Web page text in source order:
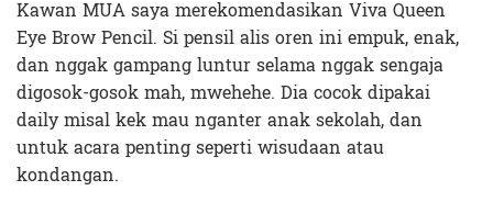
Kawan MUA saya merekomendasikan Viva Queen
Eye Brow Pencil. Si pensil alis oren ini empuk, enak,
dan nggak gampang luntur selama nggak sengaja
digosok-gosok mah, mwehehe. Dia cocok dipakai
daily misal kek mau nganter anak sekolah, dan
untuk acara penting seperti wisudaan atau
kondangan.